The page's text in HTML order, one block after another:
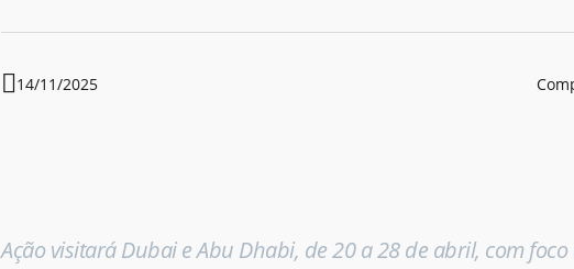
14/11/2025
Ação visitará Dubai e Abu Dhabi, de 20 a 28 de abril, com foco